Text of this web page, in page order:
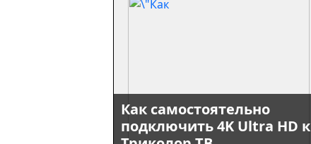
Как самостоятельно
подключить 4K Ultra HD к